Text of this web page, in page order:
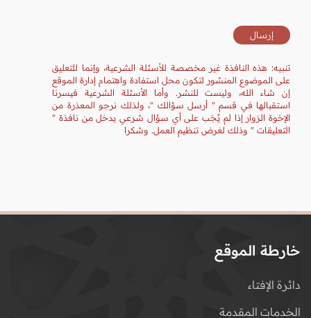
تنبيه: هذه النافذة غير مخصصة للأسئلة الشرعية، وإنما للتعليق
على الموضوع المنشور لتكون محل استفادة واهتمام إدارة الموقع
إن شاء الله، وليست للنشر. وأما الأسئلة الشرعية فيسرنا
استقبالها في قسم " أرسل سؤالك "، ولذلك نرجو المعذرة من
الإخوة الزوار إذا لم يُجَب على أي سؤال شرعي يدخل من نافذة "
التعليقات " وذلك لغرض تنظيم العمل. وشكرا
خارطة الموقع
دائرة الإفتاء
الخدمات المقدمة